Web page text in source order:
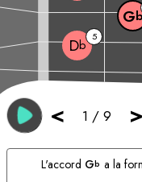
< 1 / 9 >
Db 5
Gb
L'accord Gb a la